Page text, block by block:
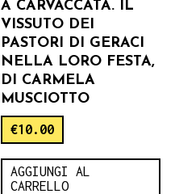
A CARVACCATA. IL
VISSUTO DEI
PASTORI DI GERACI
NELLA LORO FESTA,
DI CARMELA
MUSCIOTTO
€10.00
AGGIUNGI AL
CARRELLO